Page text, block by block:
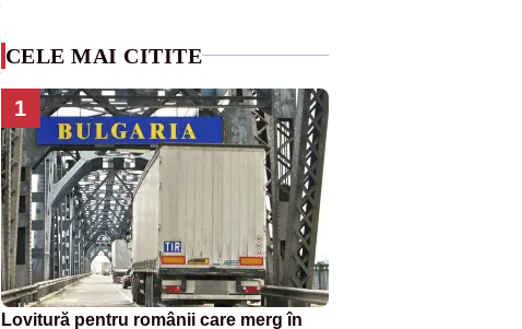
CELE MAI CITITE
1
Lovitură pentru românii care merg în